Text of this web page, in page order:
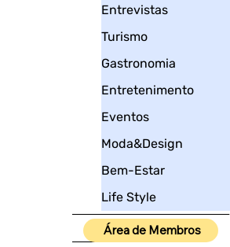
Entrevistas
Turismo
Gastronomia
Entretenimento
Eventos
Moda&Design
Bem-Estar
Life Style
____________________
_____Área de Membros